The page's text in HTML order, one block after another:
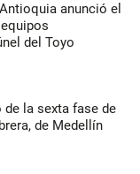
anunció el
del Toyo
la sexta fase de
de Medellín